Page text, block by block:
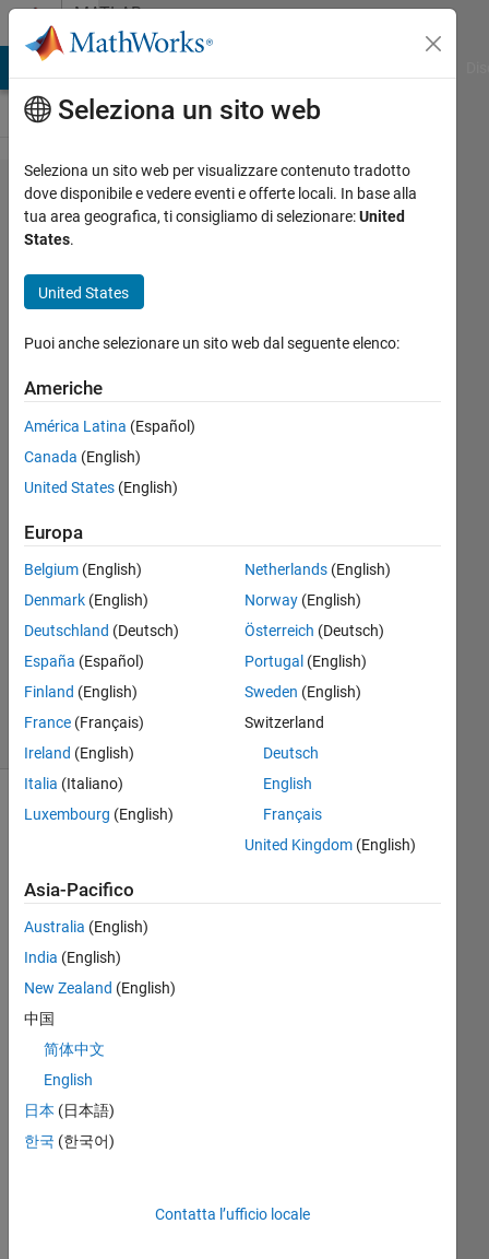
Vai al contenutoMATLAB
Answers
How to
add
variables
function
file....
Vishal
24 Giu
2017
3
Risposte
25 Giu
2017
3
Visualizzazioni
wa
nt
cre
ate
a
fun
ctio
Seleziona un sito web
Seleziona un sito web per visualizzare contenuto tradotto
dove disponibile e vedere eventi e offerte locali. In base alla
tua area geografica, ti consigliamo di selezionare:United
States.
United States
Puoi anche selezionare un sito web dal seguente elenco:
Americhe
América Latina (Español)
Canada (English)
United States (English)
Europa
Belgium (English)
Denmark (English)
Deutschland (Deutsch)
España (Español)
Finland (English)
France (Français)
Ireland (English)
Italia (Italiano)
Luxembourg (English)
Netherlands(English)
Norway(English)
Österreich (Deutsch)
Portugal (English)
Sweden (English)
Switzerland
Deutsch
English
Français
United Kingdom(English)
Asia-Pacifico
Australia (English)
India (English)
New Zealand (English)
中国
简体中文
English
日本 (日本語)
한국 (한국어)
Contatta l’ufficio locale